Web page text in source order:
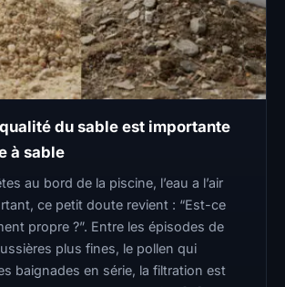
du sable est importante
à sable
au bord de la piscine, l’eau a l’air
ce petit doute revient : “Est-ce
propre ?”. Entre les épisodes de
plus fines, le pollen qui
baignades en série, la filtration est